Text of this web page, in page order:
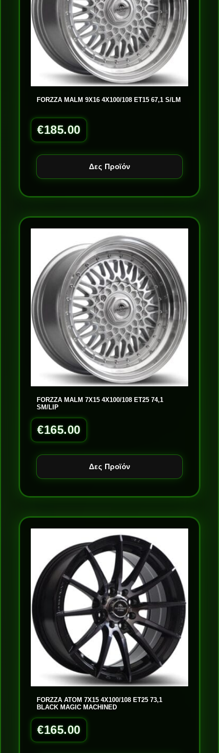
FORZZA MALM 9X16 4X100/108 ET15 67,1 S/LM
€185.00
Δες Προϊόν
FORZZA MALM 7X15 4X100/108 ET25 74,1
SM/LIP
€165.00
Δες Προϊόν
FORZZA ATOM 7X15 4X100/108 ET25 73,1
BLACK MAGIC MACHINED
€165.00